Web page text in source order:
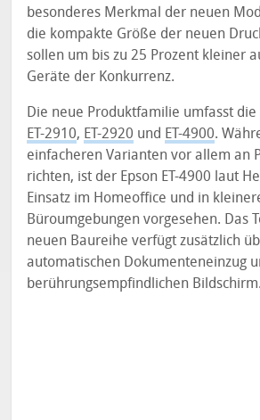
besonderes Merkmal der neuen
die kompakte Größe der neuen
sollen um bis zu 25 Prozent kleiner
Geräte der Konkurrenz.
Die neue Produktfamilie umfasst
ET-2910, ET-2920 und ET-4900.
einfacheren Varianten vor allem an
richten, ist der Epson ET-4900 laut
Einsatz im Homeoffice und in
Büroumgebungen vorgesehen. Das
neuen Baureihe verfügt zusätzlich
automatischen Dokumenteneinzug
berührungsempfindlichen Bildschirm.